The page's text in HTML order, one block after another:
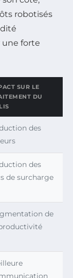
robotisés
une forte
SUR LE
DU
des
des
de surcharge
de